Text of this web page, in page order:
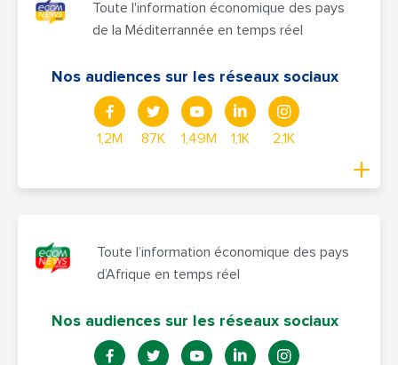
Toute l'information économique des pays
de la Méditerrannée en temps réel
Nos audiences sur les réseaux sociaux
1,2M 87K 1,49M 1,1K 2,1K
Toute l’information économique des pays
d’Afrique en temps réel
Nos audiences sur les réseaux sociaux